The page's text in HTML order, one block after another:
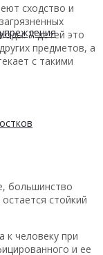
сходство и
У детей это
предметов, а
с такими
большинство
стойкий
к человеку при
и ее